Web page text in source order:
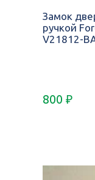
Замок
ручкой
V21812-
800 ₽